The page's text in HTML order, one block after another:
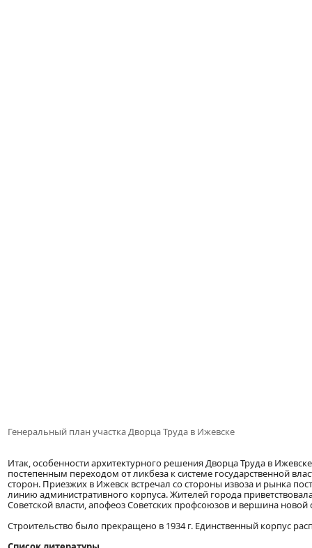
Генеральный план участка Дворца Труда в Ижевске
Итак, особенности архитектурного решения Дворца Труда в
постепенным переходом от ликбеза к системе государственной
сторон. Приезжих в Ижевск встречал со стороны извоза и рынка
линию административного корпуса. Жителей города
Советской власти, апофеоз Советских профсоюзов и вершина
Строительство было прекращено в 1934 г. Единственный корпус